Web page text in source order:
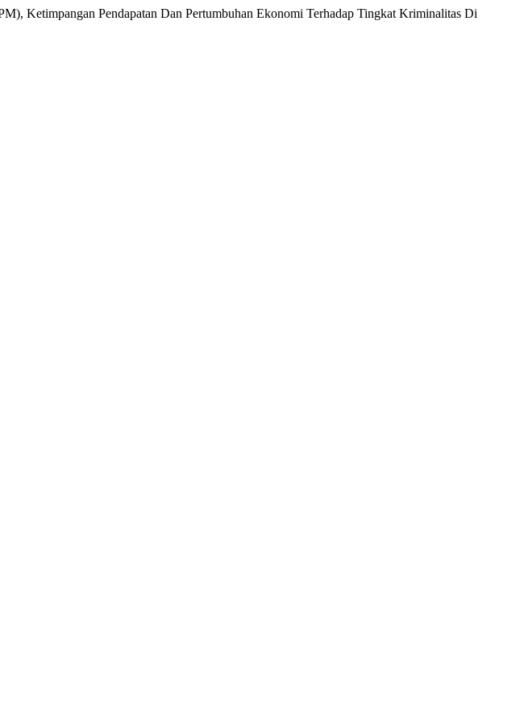
Ketimpangan Pendapatan Dan Pertumbuhan Ekonomi Terhadap Tingkat Kriminalitas Di